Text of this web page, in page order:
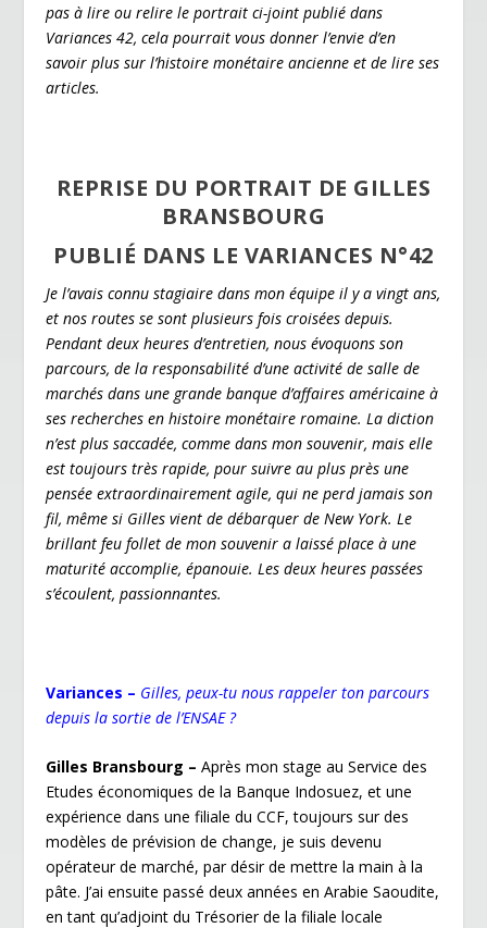
pas à lire ou relire leportrait ci-joint publié dans
Variances 42, cela pourrait vous donner l’envie d’en
savoir plus sur l’histoire monétaire ancienne et de lire ses
articles.
REPRISE DU PORTRAIT DE GILLES
BRANSBOURG
PUBLIÉ DANS LE VARIANCES N°42
Je l’avais connu stagiaire dans mon équipe il y a vingt ans,
et nos routes se sont plusieurs fois croisées depuis.
Pendant deux heures d’entretien, nous évoquons son
parcours, de la responsabilité d’une activité de salle de
marchés dans une grande banque d’affaires américaine à
ses recherches en histoire monétaire romaine. La diction
n’est plus saccadée, comme dans mon souvenir, mais elle
est toujours très rapide, pour suivre au plus près une
pensée extraordinairement agile, qui ne perd jamais son
fil, même si Gilles vient de débarquer de New York. Le
brillant feu follet de mon souvenir a laissé place à une
maturité accomplie, épanouie. Les deux heures passées
s’écoulent, passionnantes.
Variances – Gilles, peux-tu nous rappeler ton parcours
depuis la sortie de l’ENSAE ?
Gilles Bransbourg –Après mon stage au Service des
Etudes économiques de la Banque Indosuez, et une
expérience dans une filiale du CCF, toujours sur des
modèles de prévision de change, je suis devenu
opérateur de marché, par désir de mettre la main à la
pâte. J’ai ensuite passé deux années en Arabie Saoudite,
en tant qu’adjoint du Trésorier de la filiale locale